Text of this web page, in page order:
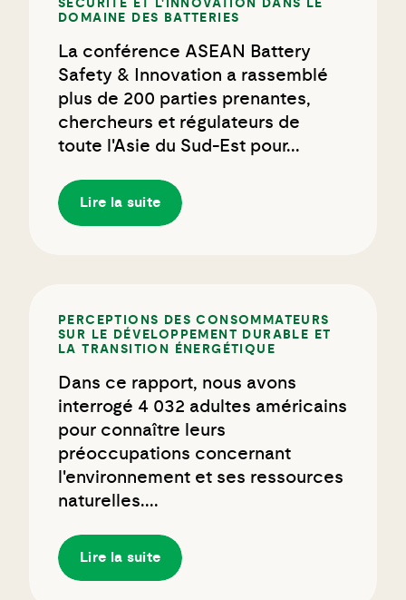
SÉCURITÉ ET L'INNOVATION DANS LE
DOMAINE DES BATTERIES
La conférence ASEAN Battery
Safety & Innovation a rassemblé
plus de 200 parties prenantes,
chercheurs et régulateurs de
toute l'Asie du Sud-Est pour...
Lire la suite
PERCEPTIONS DES CONSOMMATEURS
SUR LE DÉVELOPPEMENT DURABLE ET
LA TRANSITION ÉNERGÉTIQUE
Dans ce rapport, nous avons
interrogé 4 032 adultes américains
pour connaître leurs
préoccupations concernant
l'environnement et ses ressources
naturelles....
Lire la suite